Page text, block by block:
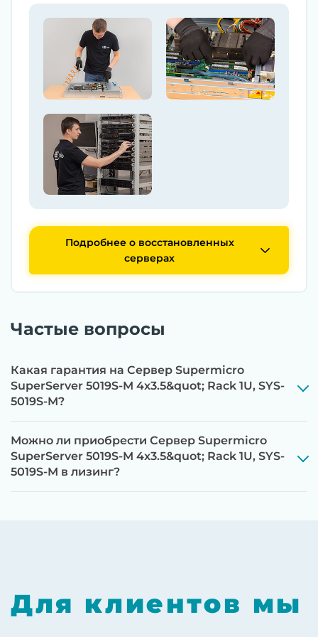
Подробнее о восстановленных
серверах
адаптеров до последних стабильных
Частые вопросы
Какая гарантия на Сервер Supermicro
SuperServer 5019S-M 4x3.5&quot; Rack 1U, SYS-
5019S-M?
Можно ли приобрести Сервер Supermicro
SuperServer 5019S-M 4x3.5&quot; Rack 1U, SYS-
5019S-M в лизинг?
Для клиентов мы